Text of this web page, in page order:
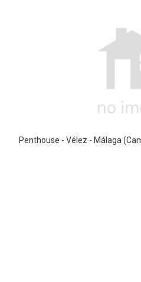
Penthouse - Vélez - Málaga